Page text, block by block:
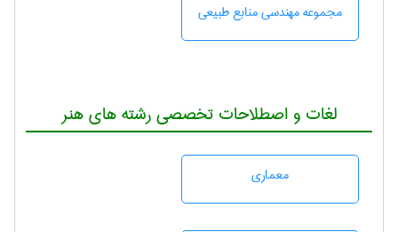
مجموعه مهندسی منابع طبيعی
لغات و اصطلاحات تخصصی رشته های هنر
معماری